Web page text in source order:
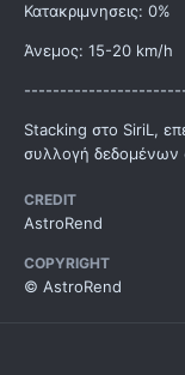
Κατακριμνησεις: 0%
Άνεμος: 15-20 km/h
Stacking στο SiriL,
συλλογή δεδομένων
CREDIT
AstroRend
COPYRIGHT
© AstroRend